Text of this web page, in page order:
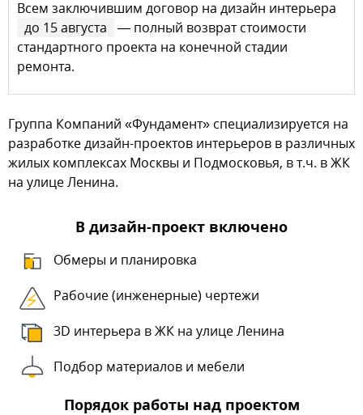
Всем заключившим договор на дизайн интерьера
до 15 августа
— полный возврат стоимости
стандартного проекта на конечной стадии
ремонта.
Группа Компаний «Фундамент» специализируется на
разработке дизайн-проектов интерьеров в различных
жилых комплексах Москвы и Подмосковья, в т.ч. в ЖК
на улице Ленина.
В дизайн-проект включено
Обмеры и планировка
Рабочие (инженерные) чертежи
3D интерьера в ЖК на улице Ленина
Подбор материалов и мебели
Порядок работы над проектом